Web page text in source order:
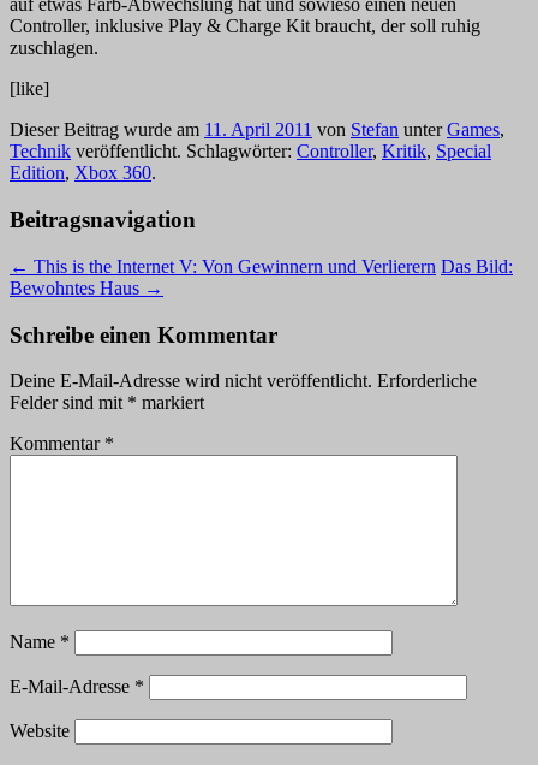
auf etwas Farb-Abwechslung hat und sowieso einen neuen
Controller, inklusive Play & Charge Kit braucht, der soll ruhig
zuschlagen.
[like]
Dieser Beitrag wurde am 11. April 2011 von Stefan unterGames,
Technik veröffentlicht. Schlagwörter: Controller, Kritik, Special
Edition, Xbox 360.
Beitragsnavigation
← This is the Internet V: Von Gewinnern und Verlierern Das Bild:
Bewohntes Haus →
Schreibe einen Kommentar
Deine E-Mail-Adresse wird nicht veröffentlicht. Erforderliche
Felder sind mit * markiert
Kommentar *
Name *
E-Mail-Adresse *
Website